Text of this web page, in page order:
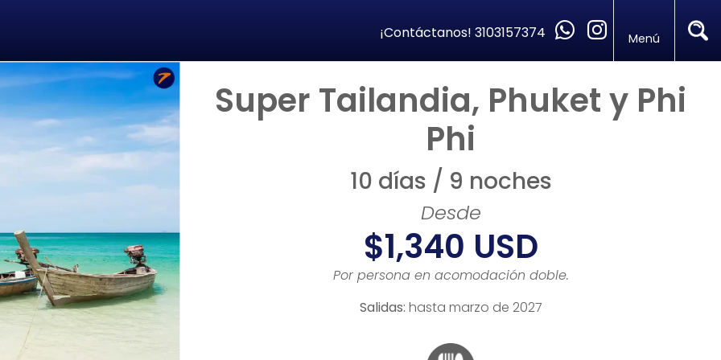
¡Contáctanos! 3103157374 Menú
Super Tailandia, Phuket y Phi
Phi
10 días / 9 noches
Desde
$1,340 USD
Por persona en acomodación doble.
Salidas: hasta marzo de 2027